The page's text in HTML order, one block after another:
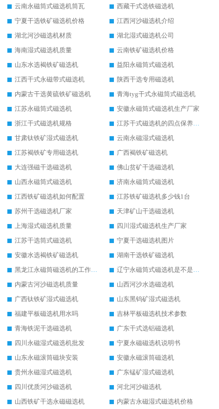
云南永磁筒式磁选机筒瓦
西藏干式选铁磁选机
宁夏干选铁矿磁选机价格
江西河沙磁选机介绍
湖北河沙磁选机材质
湖北湿式磁选机公司
海南湿式磁选机质量
云南铁矿磁选机价格
山东水选褐铁矿磁选机
益阳永磁筒式磁选机
江西干式永磁带式磁选机
陕西干选专用磁选机
内蒙古干选黄硫铁矿磁选机
青海tyg干式永磁筒式磁选机
江苏永磁筒式磁选机
安徽永磁筒式磁选机生产厂家
浙江干式磁选机规格
甘肃钛铁矿湿式磁选机
云南永磁湿式磁选机
江苏褐铁矿专用磁选机
广西褐铁矿磁选机
大连强磁干选磁选机
佛山贫矿干选磁选机
山西永磁筒式磁选机
济南永磁筒式磁选机
江西铁矿磁选机如何配置
江苏铁矿磁选机多少钱1台
苏州干选磁选机厂家
天津矿山干选磁选机
上海湿式磁选机质量
四川湿式磁选机生产厂家
江苏干选筒式磁选机
宁夏干选磁选机图片
安徽水选褐铁矿磁选机
湖南干选铁矿磁选机
内蒙古河沙磁选机质量
山西河沙水选磁选机
广西钛铁矿湿式磁选机
山东黑钨矿湿式磁选机
福建平板磁选机用水吗
吉林平板磁选机技术参数
青海铁泥干选磁选机
广东干式选铝磁选机
四川永磁湿式磁选机批发
宁夏永磁磁选机说明书
山东永磁滚筒磁块安装
安徽永磁滚筒磁选机
贵州永磁湿式磁选机
广东锰矿湿式磁选机
四川优质河沙磁选机
河北河沙磁选机
山西铁矿干选永磁磁选机
内蒙古永磁湿式磁选机价格